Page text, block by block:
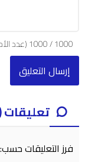
1000
/
1000(عدد
تعليقات ( 0
فرز التعليقات حسب: